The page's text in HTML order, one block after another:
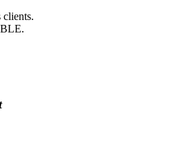
clients.